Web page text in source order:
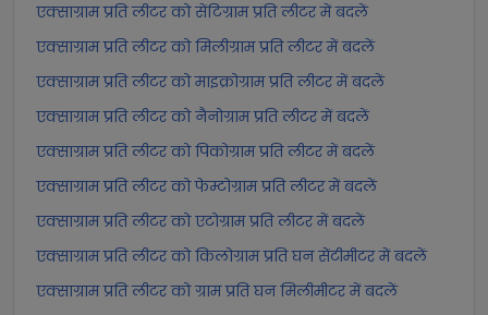
एक्साग्राम प्रति लीटर को सेंटिग्राम प्रति लीटर में बदलें
एक्साग्राम प्रति लीटर को मिलीग्राम प्रति लीटर में बदलें
एक्साग्राम प्रति लीटर को माइक्रोग्राम प्रति लीटर में बदलें
एक्साग्राम प्रति लीटर को नैनोग्राम प्रति लीटर में बदलें
एक्साग्राम प्रति लीटर को पिकोग्राम प्रति लीटर में बदलें
एक्साग्राम प्रति लीटर को फेम्टोग्राम प्रति लीटर में बदलें
एक्साग्राम प्रति लीटर को एटोग्राम प्रति लीटर में बदलें
एक्साग्राम प्रति लीटर को किलोग्राम प्रति घन सेंटीमीटर में बदलें
एक्साग्राम प्रति लीटर को ग्राम प्रति घन मिलीमीटर में बदलें